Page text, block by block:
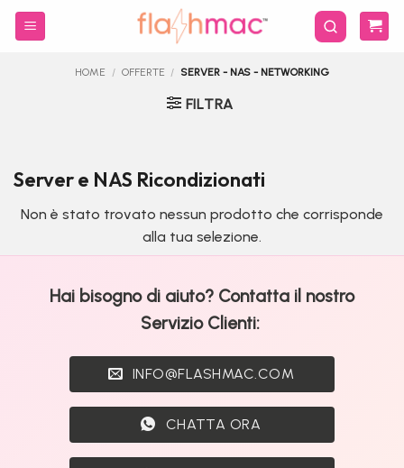
Salta
HOME / OFFERTE / SERVER - NAS - NETWORKING
FILTRA
Server e NAS Ricondizionati
Non è stato trovato nessun prodotto che corrisponde
alla tua selezione.
Hai bisogno di aiuto? Contatta il nostro
Servizio Clienti:
INFO@FLASHMAC.COM
CHATTA ORA